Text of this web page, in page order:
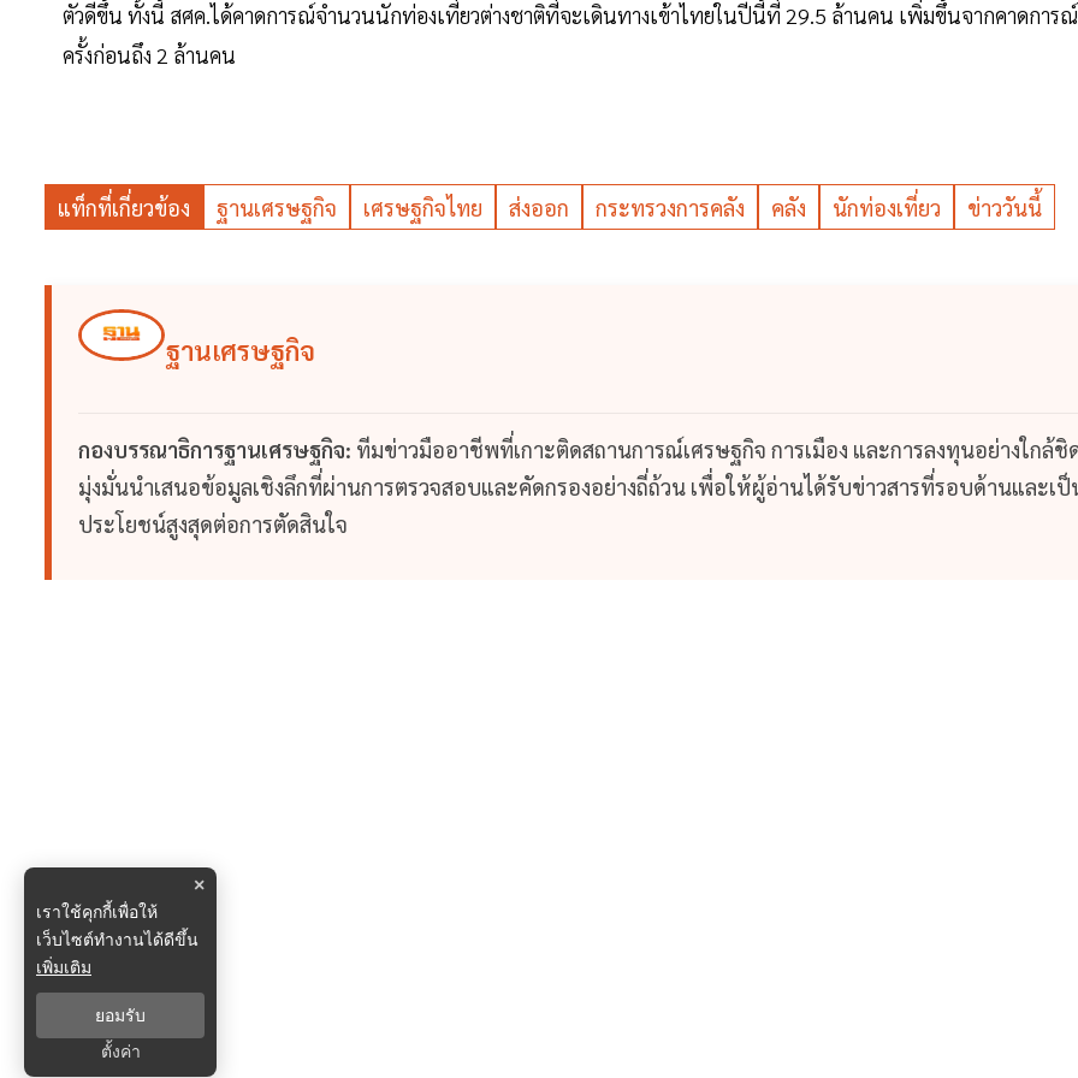
ตัวดีขึ้น ทั้งนี้ สศค.ได้คาดการณ์จำนวนนักท่องเที่ยวต่างชาติที่จะเดินทางเข้าไทยในปีนี้ที่ 29.5 ล้านคน เพิ่มขึ้นจากคาดการณ์
ครั้งก่อนถึง 2 ล้านคน
แท็กที่เกี่ยวข้อง ฐานเศรษฐกิจ เศรษฐกิจไทย ส่งออก กระทรวงการคลัง คลัง นักท่องเที่ยว ข่าววันนี้
ฐานเศรษฐกิจ
กองบรรณาธิการฐานเศรษฐกิจ: ทีมข่าวมืออาชีพที่เกาะติดสถานการณ์เศรษฐกิจ การเมือง และการลงทุนอย่างใกล้ชิ
มุ่งมั่นนำเสนอข้อมูลเชิงลึกที่ผ่านการตรวจสอบและคัดกรองอย่างถี่ถ้วน เพื่อให้ผู้อ่านได้รับข่าวสารที่รอบด้านและเป็
ประโยชน์สูงสุดต่อการตัดสินใจ
×
เราใช้คุกกี้เพื่อให้
เว็บไซต์ทำงานได้ดีขึ้น
เพิ่มเติม
ยอมรับ
ตั้งค่า